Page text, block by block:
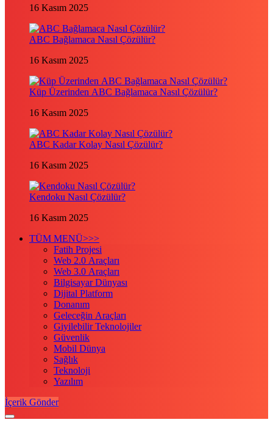
16 Kasım 2025
ABC Bağlamaca Nasıl Çözülür?
16 Kasım 2025
Küp Üzerinden ABC Bağlamaca Nasıl Çözülür?
16 Kasım 2025
ABC Kadar Kolay Nasıl Çözülür?
16 Kasım 2025
Kendoku Nasıl Çözülür?
16 Kasım 2025
TÜM MENÜ>>>
Fatih Projesi
Web 2.0 Araçları
Web 3.0 Araçları
Bilgisayar Dünyası
Dijital Platform
Donanım
Geleceğin Araçları
Giyilebilir Teknolojiler
Güvenlik
Mobil Dünya
Sağlık
Teknoloji
Yazılım
İçerik Gönder